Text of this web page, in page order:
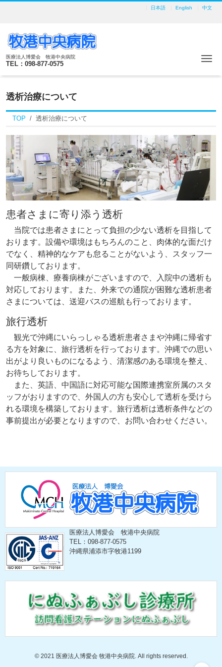
日本語 English 中文
医療法人博愛会 牧港中央病院
TEL：098-877-0575
透析治療について
TOP 透析治療について
患者さまに寄り添う透析
当院では患者さまにとって負担の少ない透析を目指して
おります。設備や環境はもちろんのこと、肉体的な面だけ
でなく、精神的なケアも怠ることがないよう、スタッフ一
同研鑽しております。
一般病棟、療養病棟がございますので、入院中の透析も
対応しております。また、外来での通院が困難な透析患者
さまについては、送迎バスの巡航も行っております。
旅行透析
観光で沖縄にいらっしゃる透析患者さまや沖縄に帰省す
る方を対象に、旅行透析を行っております。沖縄での思い
出がより良いものになるよう、清潔感のある環境を整え、
お待ちしております。
また、英語、中国語に対応可能な国際連携室所属のスタ
ッフがおりますので、外国人の方も安心して透析を受けら
れる環境を構築しております。旅行透析は透析条件などの
事前提出が必要となりますので、お問い合わせください。
医療法人博愛会 牧港中央病院
TEL：098-877-0575
沖縄県浦添市字牧港1199
©2021 医療法人博愛会 牧港中央病院. All rights reserved.